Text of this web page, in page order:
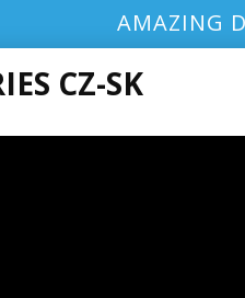
AMAZING